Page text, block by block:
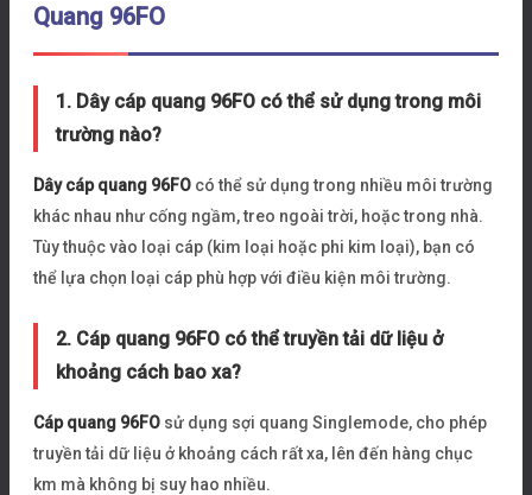
Quang 96FO
1. Dây cáp quang 96FO có thể sử dụng trong môi
trường nào?
Dây cáp quang 96FO có thể sử dụng trong nhiều môi trường
khác nhau như cống ngầm, treo ngoài trời, hoặc trong nhà.
Tùy thuộc vào loại cáp (kim loại hoặc phi kim loại), bạn có
thể lựa chọn loại cáp phù hợp với điều kiện môi trường.
2. Cáp quang 96FO có thể truyền tải dữ liệu ở
khoảng cách bao xa?
Cáp quang 96FO sử dụng sợi quang Singlemode, cho phép
truyền tải dữ liệu ở khoảng cách rất xa, lên đến hàng chục
km mà không bị suy hao nhiều.